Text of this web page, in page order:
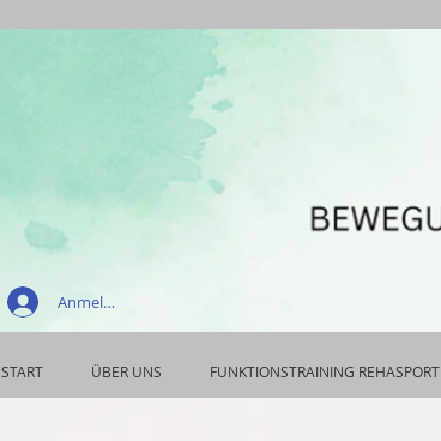
Anmelden
START ÜBER UNS FUNKTIONSTRAINING REHASPORT